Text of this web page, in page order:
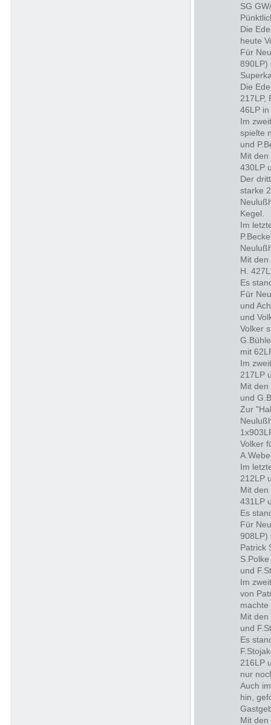
SG
Die
heute
Für
890LP)
Die
217LP,
46LP
Im
spielte
und
Mit den
430LP
Der
starke
Kegel.
Im
Mit den
H.
Es
Für
und
und
Volker
mit
Im
217LP
Mit den
und
Zur
Volker
Im
212LP
Mit den
431LP
Es
Für
908LP)
Patrick
und
Im
von
machte
Mit den
und
Es
216LP
nur
Auch
hin,
Mit den